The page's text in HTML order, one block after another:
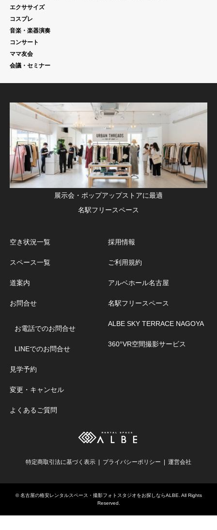
エクササイズ
コスプレ
音楽・楽器演奏
コンサート
ママ友会
会議・セミナー
展示会・ポップアップストアに最適
名駅フリースペース
空き状況一覧
スペース一覧
道案内
お問合せ
お電話でのお問合せ
LINEでのお問合せ
見学予約
変更・キャンセル
よくあるご質問
採用情報
ご利用規約
アルベホール名古屋
名駅フリースペース
ALBE SKY TERRACE NAGOYA
360°VR空間撮影サービス
特定商取引法に基づく表示 プライバシーポリシー 運営会社
©名古屋の格安レンタルスペース・撮影フォトスタジオをお探しならALBE. All Rights
Reserved.